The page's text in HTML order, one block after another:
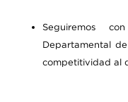
Seguiremos
Departamental
competitividad al